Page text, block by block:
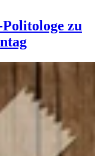
Politologe zu